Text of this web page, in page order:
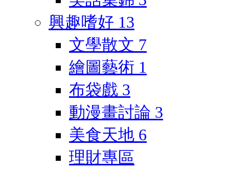
興趣嗜好 13
文學散文 7
繪圖藝術 1
布袋戲 3
動漫畫討論 3
美食天地 6
理財專區